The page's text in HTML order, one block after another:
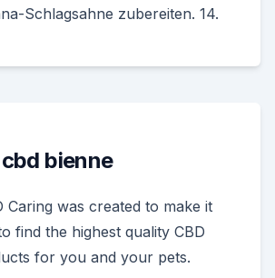
Schlagsahne zubereiten. 14.
bienne
Caring was created to make it
find the highest quality CBD
for you and your pets.